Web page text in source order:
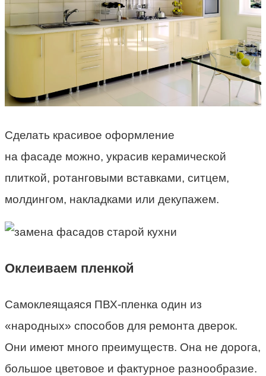
Сделать красивое оформление
на фасаде можно, украсив керамической
плиткой, ротанговыми вставками, ситцем,
молдингом, накладками или декупажем.
Оклеиваем пленкой
Самоклеящаяся ПВХ-пленка один из
«народных» способов для ремонта дверок.
Они имеют много преимуществ. Она не дорога,
большое цветовое и фактурное разнообразие.